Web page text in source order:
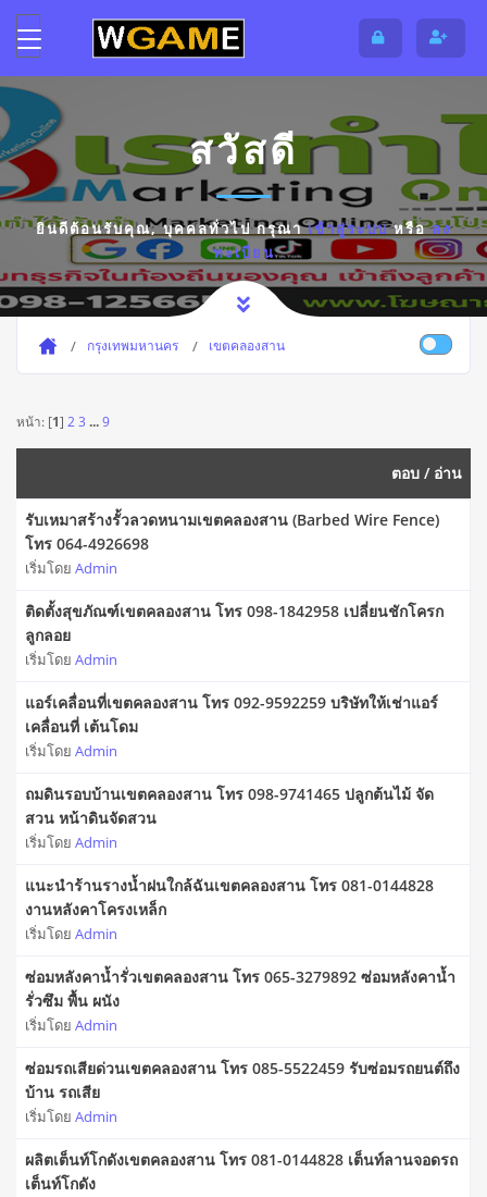
สวัสดี
ยินดีต้อนรับคุณ,บุคคลทั่วไปกรุณาเข้าสู่ระบบหรือลง
ทะเบียน
กรุงเทพมหานคร เขตคลองสาน
หน้า: [1] 2 3 ...9
ตอบ / อ่าน
รับเหมาสร้างรั้วลวดหนามเขตคลองสาน (Barbed Wire Fence)
โทร 064-4926698
เริ่มโดย Admin
ติดตั้งสุขภัณฑ์เขตคลองสาน โทร 098-1842958 เปลี่ยนชักโครก
ลูกลอย
เริ่มโดย Admin
แอร์เคลื่อนที่เขตคลองสาน โทร 092-9592259 บริษัทให้เช่าแอร์
เคลื่อนที่ เต้นโดม
เริ่มโดย Admin
ถมดินรอบบ้านเขตคลองสาน โทร 098-9741465 ปลูกต้นไม้ จัด
สวน หน้าดินจัดสวน
เริ่มโดย Admin
แนะนำร้านรางน้ำฝนใกล้ฉันเขตคลองสาน โทร 081-0144828
งานหลังคาโครงเหล็ก
เริ่มโดย Admin
ซ่อมหลังคาน้ำรั่วเขตคลองสาน โทร 065-3279892 ซ่อมหลังคาน้ำ
รั่วซึม พื้น ผนัง
เริ่มโดย Admin
ซ่อมรถเสียด่วนเขตคลองสาน โทร 085-5522459 รับซ่อมรถยนต์ถึง
บ้าน รถเสีย
เริ่มโดย Admin
ผลิตเต็นท์โกดังเขตคลองสาน โทร 081-0144828 เต็นท์ลานจอดรถ
เต็นท์โกดัง